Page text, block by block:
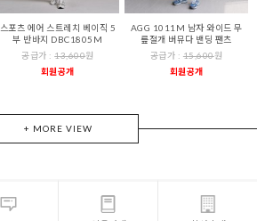
스포츠 에어 스트레치 베이직 5
부 반바지 DBC1805M
공급가 :13,600원
회원공개
AGG 1011M 남자 와이드 무
릎절개 버뮤다 밴딩 팬츠
공급가 : 15,600원
회원공개
+ MORE VIEW